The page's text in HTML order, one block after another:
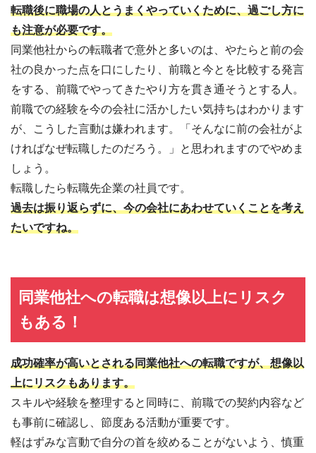
転職後に職場の人とうまくやっていくために、過ごし方に
も注意が必要です。
同業他社からの転職者で意外と多いのは、やたらと前の会
社の良かった点を口にしたり、前職と今とを比較する発言
をする、前職でやってきたやり方を貫き通そうとする人。
前職での経験を今の会社に活かしたい気持ちはわかります
が、こうした言動は嫌われます。「そんなに前の会社がよ
ければなぜ転職したのだろう。」と思われますのでやめま
しょう。
転職したら転職先企業の社員です。
過去は振り返らずに、今の会社にあわせていくことを考え
たいですね。
同業他社への転職は想像以上にリスク
もある！
成功確率が高いとされる同業他社への転職ですが、想像以
上にリスクもあります。
スキルや経験を整理すると同時に、前職での契約内容など
も事前に確認し、節度ある活動が重要です。
軽はずみな言動で自分の首を絞めることがないよう、慎重